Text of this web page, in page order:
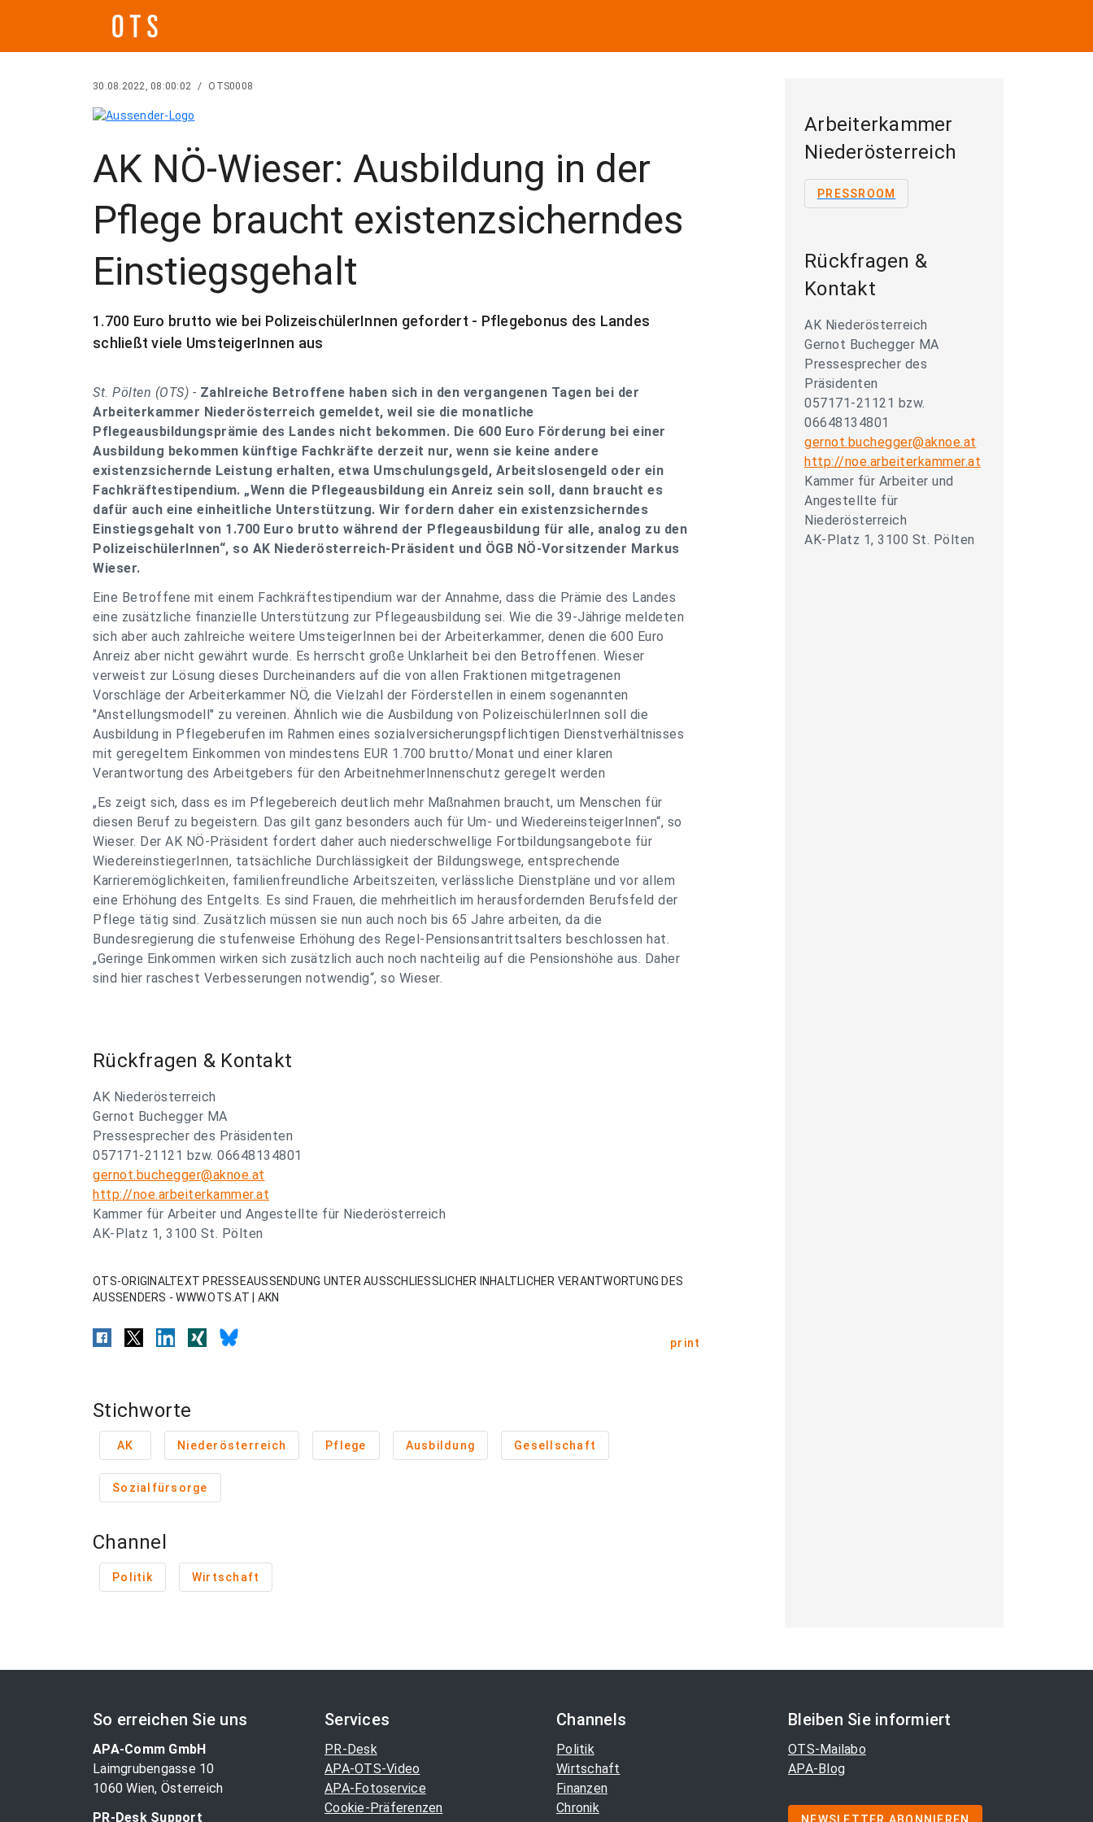
30.08.2022, 08:00:02 / OTS0008
AK NÖ-Wieser: Ausbildung in der
Pflege braucht existenzsicherndes
Einstiegsgehalt
1.700 Euro brutto wie bei PolizeischülerInnen gefordert - Pflegebonus des Landes
schließt viele UmsteigerInnen aus
St. Pölten (OTS) - Zahlreiche Betroffene haben sich in den vergangenen Tagen bei der
Arbeiterkammer Niederösterreich gemeldet, weil sie die monatliche
Pflegeausbildungsprämie des Landes nicht bekommen. Die 600 Euro Förderung bei einer
Ausbildung bekommen künftige Fachkräfte derzeit nur, wenn sie keine andere
existenzsichernde Leistung erhalten, etwa Umschulungsgeld, Arbeitslosengeld oder ein
Fachkräftestipendium. „Wenn die Pflegeausbildung ein Anreiz sein soll, dann braucht es
dafür auch eine einheitliche Unterstützung. Wir fordern daher ein existenzsicherndes
Einstiegsgehalt von 1.700 Euro brutto während der Pflegeausbildung für alle, analog zu den
PolizeischülerInnen“, so AK Niederösterreich-Präsident und ÖGB NÖ-Vorsitzender Markus
Wieser.
Eine Betroffene mit einem Fachkräftestipendium war der Annahme, dass die Prämie des Landes
eine zusätzliche finanzielle Unterstützung zur Pflegeausbildung sei. Wie die 39-Jährige meldeten
sich aber auch zahlreiche weitere UmsteigerInnen bei der Arbeiterkammer, denen die 600 Euro
Anreiz aber nicht gewährt wurde. Es herrscht große Unklarheit bei den Betroffenen. Wieser
verweist zur Lösung dieses Durcheinanders auf die von allen Fraktionen mitgetragenen
Vorschläge der Arbeiterkammer NÖ, die Vielzahl der Förderstellen in einem sogenannten
"Anstellungsmodell" zu vereinen. Ähnlich wie die Ausbildung von PolizeischülerInnen soll die
Ausbildung in Pflegeberufen im Rahmen eines sozialversicherungspflichtigen Dienstverhältnisses
mit geregeltem Einkommen von mindestens EUR 1.700 brutto/Monat und einer klaren
Verantwortung des Arbeitgebers für den ArbeitnehmerInnenschutz geregelt werden
„Es zeigt sich, dass es im Pflegebereich deutlich mehr Maßnahmen braucht, um Menschen für
diesen Beruf zu begeistern. Das gilt ganz besonders auch für Um- und WiedereinsteigerInnen“, so
Wieser. Der AK NÖ-Präsident fordert daher auch niederschwellige Fortbildungsangebote für
WiedereinstiegerInnen, tatsächliche Durchlässigkeit der Bildungswege, entsprechende
Karrieremöglichkeiten, familienfreundliche Arbeitszeiten, verlässliche Dienstpläne und vor allem
eine Erhöhung des Entgelts. Es sind Frauen, die mehrheitlich im herausfordernden Berufsfeld der
Pflege tätig sind. Zusätzlich müssen sie nun auch noch bis 65 Jahre arbeiten, da die
Bundesregierung die stufenweise Erhöhung des Regel-Pensionsantrittsalters beschlossen hat.
„Geringe Einkommen wirken sich zusätzlich auch noch nachteilig auf die Pensionshöhe aus. Daher
sind hier raschest Verbesserungen notwendig“, so Wieser.
Rückfragen & Kontakt
AK Niederösterreich
Gernot Buchegger MA
Pressesprecher des Präsidenten
057171-21121 bzw. 06648134801
gernot.buchegger@aknoe.at
http://noe.arbeiterkammer.at
Kammer für Arbeiter und Angestellte für Niederösterreich
AK-Platz 1, 3100 St. Pölten
OTS-ORIGINALTEXT PRESSEAUSSENDUNG UNTER AUSSCHLIESSLICHER INHALTLICHER VERANTWORTUNG DES
AUSSENDERS - WWW.OTS.AT | AKN
print
Stichworte
AK Niederösterreich Pflege Ausbildung Gesellschaft
Sozialfürsorge
Channel
Politik Wirtschaft
Arbeiterkammer
Niederösterreich
PRESSROOM
Rückfragen &
Kontakt
AK Niederösterreich
Gernot Buchegger MA
Pressesprecher des
Präsidenten
057171-21121 bzw.
06648134801
gernot.buchegger@aknoe.at
http://noe.arbeiterkammer.at
Kammer für Arbeiter und
Angestellte für
Niederösterreich
AK-Platz 1, 3100 St. Pölten
So erreichen Sie uns
APA-Comm GmbH
Laimgrubengasse 10
1060 Wien, Österreich
PR-Desk Support
Services
PR-Desk
APA-OTS-Video
APA-Fotoservice
Cookie-Präferenzen
Channels
Politik
Wirtschaft
Finanzen
Chronik
Bleiben Sie informiert
OTS-Mailabo
APA-Blog